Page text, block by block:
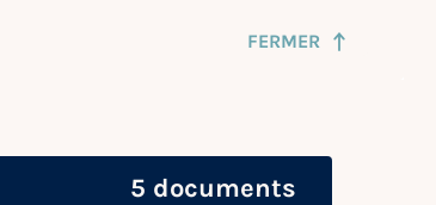
FERMER
5 documents